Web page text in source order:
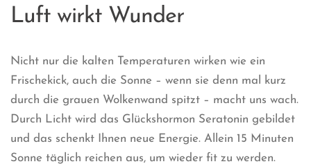
Luft wirkt Wunder
Nicht nur die kalten Temperaturen wirken wie ein
Frischekick, auch die Sonne – wenn sie denn mal kurz
durch die grauen Wolkenwand spitzt – macht uns wach.
Durch Licht wird das Glückshormon Seratonin gebildet
und das schenkt Ihnen neue Energie. Allein 15 Minuten
Sonne täglich reichen aus, um wieder fit zu werden.